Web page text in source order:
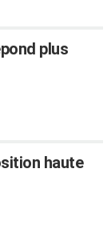
plus
haute